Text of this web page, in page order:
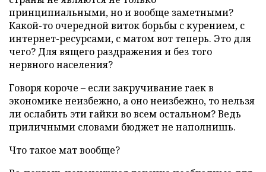
принципиальными, но и вообще заметными?
Какой-то очередной виток борьбы с курением, с
интернет-ресурсами, с матом вот теперь. Это для
чего? Для вящего раздражения и без того
нервного населения?
Говоря короче – если закручивание гаек в
экономике неизбежно, а оно неизбежно, то нельзя
ли ослабить эти гайки во всем остальном? Ведь
приличными словами бюджет не наполнишь.
Что такое мат вообще?